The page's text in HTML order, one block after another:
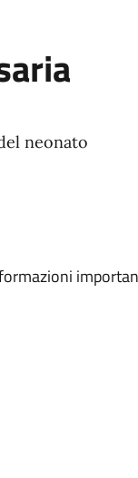
neonato